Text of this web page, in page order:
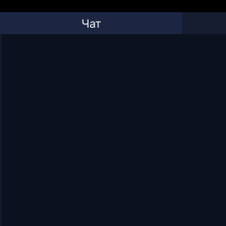
Чат